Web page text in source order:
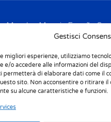
Gestisci
migliori esperienze, utilizziamo
e/o accedere alle informazioni del
permetterà di elaborare dati come il
sito. Non acconsentire o ritirare il
su alcune caratteristiche e funzioni.
Mondex Menaje España S.a.
Address: Ctra de Girona,
Tel. + 34 9 72 42 32 50
Fax + 34 9 72 42 30 50
info.spain@m-home.com